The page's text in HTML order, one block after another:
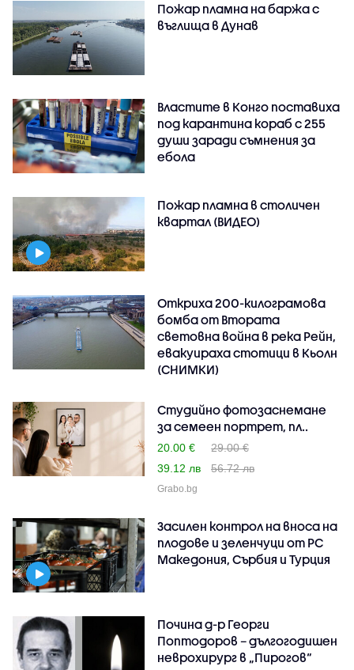
Пожар пламна на баржа с
въглища в Дунав
Властите в Конго поставиха
под карантина кораб с 255
души заради съмнения за
ебола
Пожар пламна в столичен
квартал (ВИДЕО)
Откриха 200-килограмова
бомба от Втората
световна война в река Рейн,
евакуираха стотици в Кьолн
(СНИМКИ)
Студийно фотозаснемане
за семеен портрет, пл..
20.00 €
29.00 €
39.12 лв
56.72 лв
Grabo.bg
Засилен контрол на вноса на
плодове и зеленчуци от РС
Македония, Сърбия и Турция
Почина д-р Георги
Поптодоров – дългогодишен
неврохирург в „Пирогов“